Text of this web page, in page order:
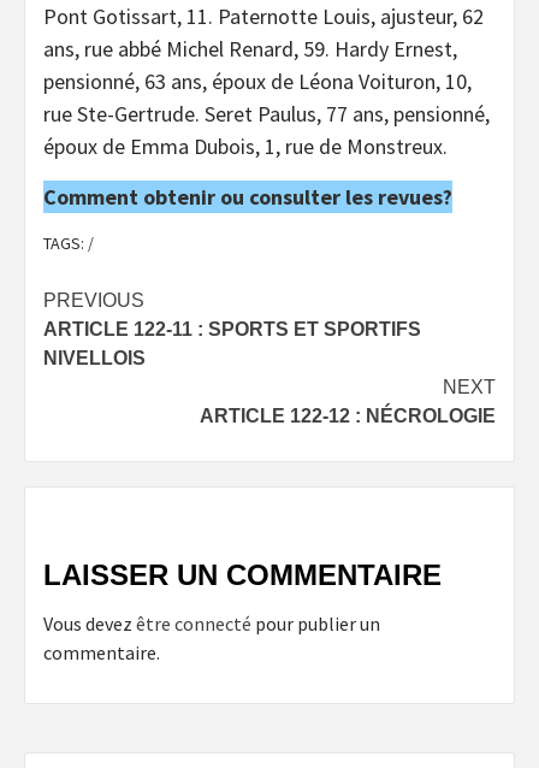
Pont Gotissart, 11. Paternotte Louis, ajusteur, 62
ans, rue abbé Michel Renard, 59. Hardy Ernest,
pensionné, 63 ans, époux de Léona Voituron, 10,
rue Ste-Gertrude. Seret Paulus, 77 ans, pensionné,
époux de Emma Dubois, 1, rue de Monstreux.
Comment obtenir ou consulter les revues?
TAGS: /
Post
navigation
PREVIOUS
ARTICLE 122-11 : SPORTS ET SPORTIFS
NIVELLOIS
NEXT
ARTICLE 122-12 : NÉCROLOGIE
LAISSER UN COMMENTAIRE
Vous devez être connecté pour publier un
commentaire.